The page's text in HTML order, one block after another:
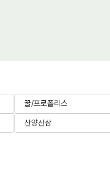
꿀/프로폴리스
산양산삼